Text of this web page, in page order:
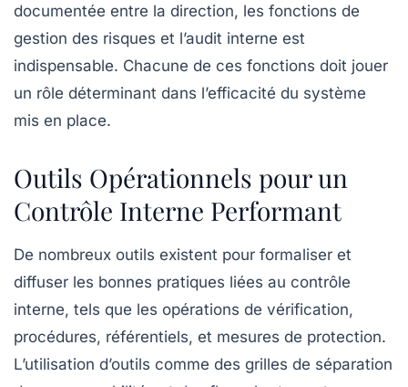
documentée entre la direction, les fonctions de
gestion des risques et l’audit interne est
indispensable. Chacune de ces fonctions doit jouer
un rôle déterminant dans l’efficacité du système
mis en place.
Outils Opérationnels pour un
Contrôle Interne Performant
De nombreux outils existent pour formaliser et
diffuser les bonnes pratiques liées au contrôle
interne, tels que les opérations de vérification,
procédures, référentiels, et mesures de protection.
L’utilisation d’outils comme des grilles de séparation